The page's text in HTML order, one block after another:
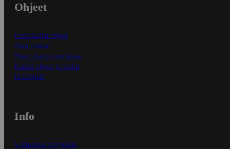
Ohjeet
Ensitilaajan ohjeet
Näin maksat
Näin tilaat ja muokkaat
Kaikki ohjeet ja vinkit
In English
Info
S-Business yrityksille